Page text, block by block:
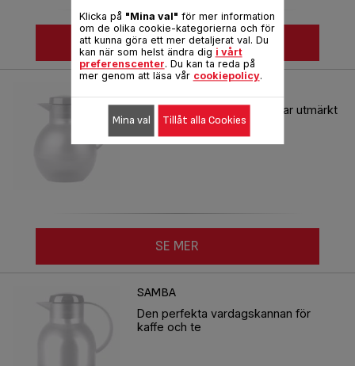
SE MER
En vakuumkanna som passar utmärkt
för både kaffe och te!
SE MER
SAMBA
Den perfekta vardagskannan för
kaffe och te
Klicka på "Mina val" för mer information
om de olika cookie-kategorierna och för
att kunna göra ett mer detaljerat val. Du
kan när som helst ändra dig i vårt
preferenscenter. Du kan ta reda på
mer genom att läsa vår cookiepolicy.
Mina val Tillåt alla Cookies